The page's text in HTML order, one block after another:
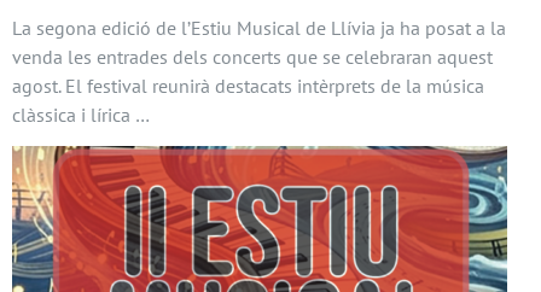
La segona edició de l’Estiu Musical de Llívia ja ha posat a la
venda les entrades dels concerts que se celebraran aquest
agost. El festival reunirà destacats intèrprets de la música
clàssica i lírica …